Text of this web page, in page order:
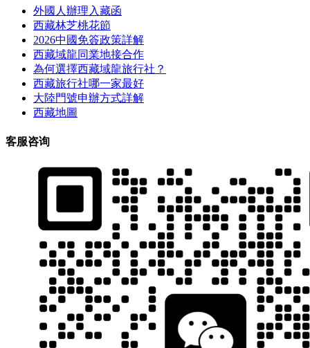
外國人辦理入藏函
西藏林芝桃花節
2026中國免簽政策詳解
西藏域龍同業地接合作
為何選擇西藏域龍旅行社？
西藏旅行社哪一家最好
大陸門號申辦方式詳解
西藏地圖
客服咨询